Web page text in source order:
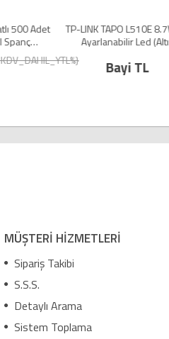
L510E 8.7W Wi-Fi Akıllı
Led (Altın) Ampül
Bayi TL
Kobb
MÜŞTERİ HİZMETLERİ
Sipariş Takibi
S.S.S.
Detaylı Arama
Sistem Toplama